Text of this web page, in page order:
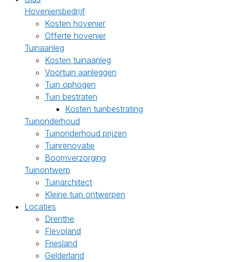
Hoveniersbedrijf
Kosten hovenier
Offerte hovenier
Tuinaanleg
Kosten tuinaanleg
Voortuin aanleggen
Tuin ophogen
Tuin bestraten
Kosten tuinbestrating
Tuinonderhoud
Tuinonderhoud prijzen
Tuinrenovatie
Boomverzorging
Tuinontwerp
Tuinarchitect
Kleine tuin ontwerpen
Locaties
Drenthe
Flevoland
Friesland
Gelderland